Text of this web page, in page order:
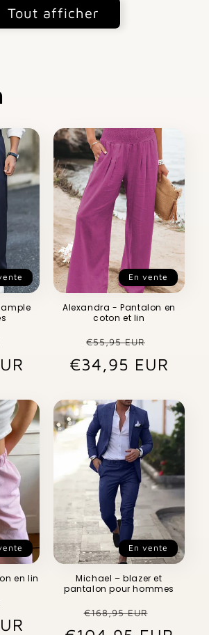
Tout afficher
promotionnel
En vente
Alexandra - Pantalon en
coton et lin
Prix
habituel
€55,95 EUR
€34,95 EUR
en lin
promotionnel
En vente
Michael – blazer et
pantalon pour hommes
Prix
€168,95 EUR